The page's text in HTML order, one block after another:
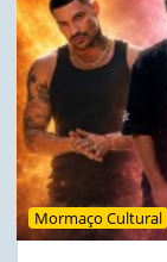
Mormaço Cultural